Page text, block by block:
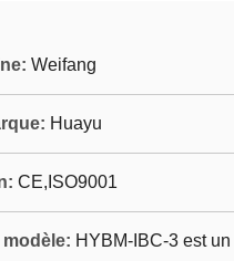
Weifang
Huayu
CE,ISO9001
modèle: HYBM-IBC-3 est